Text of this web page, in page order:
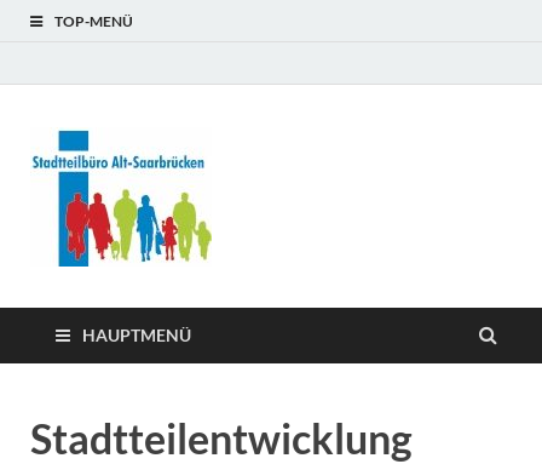
TOP-MENÜ
HAUPTMENÜ
Stadtteilentwicklung